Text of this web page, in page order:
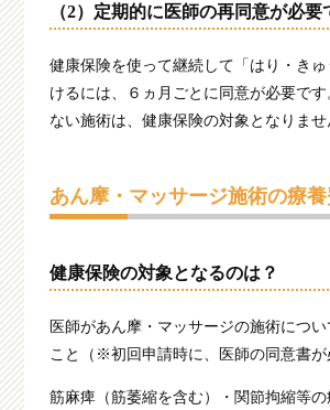
（2）定期的に医師の再同意が必要
健康保険を使って継続して「はり・き
けるには、６ヵ月ごとに同意が必要で
ない施術は、健康保険の対象となりませ
あん摩・マッサージ施術の療
健康保険の対象となるのは？
医師があん摩・マッサージの施術につ
こと（※初回申請時に、医師の同意書が
筋麻痺（筋萎縮を含む）・関節拘縮等の